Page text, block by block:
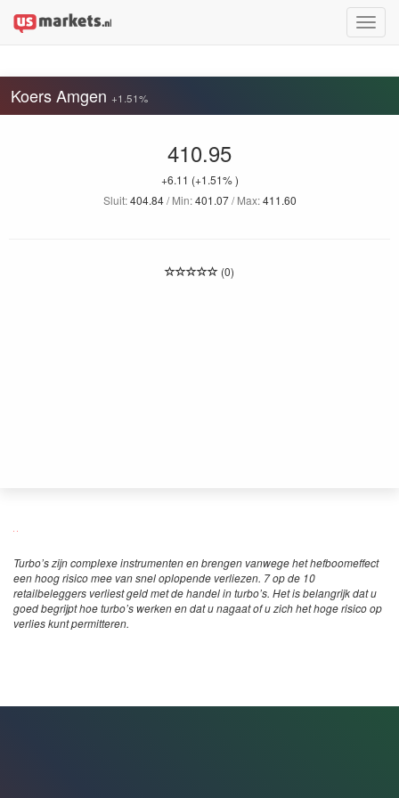
Toggle
Koers Amgen +1.51%
410.95
+6.11 (+1.51% )
Sluit:404.84/ Min:401.07/ Max:411.60
(0)
Turbo’s zijn complexe instrumenten en brengen vanwege het hefboomeffect
een hoog risico mee van snel oplopende verliezen. 7 op de 10
retailbeleggers verliest geld met de handel in turbo’s. Het is belangrijk dat u
goed begrijpt hoe turbo’s werken en dat u nagaat of u zich het hoge risico op
verlies kunt permitteren.